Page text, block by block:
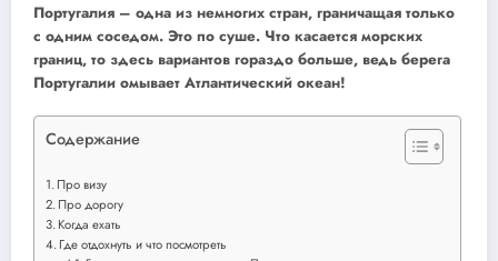
Португалия – одна из немногих стран, граничащая только
с одним соседом. Это по суше. Что касается морских
границ, то здесь вариантов гораздо больше, ведь берега
Португалии омывает Атлантический океан!
Содержание
Про визу
Про дорогу
Когда ехать
Где отдохнуть и что посмотреть